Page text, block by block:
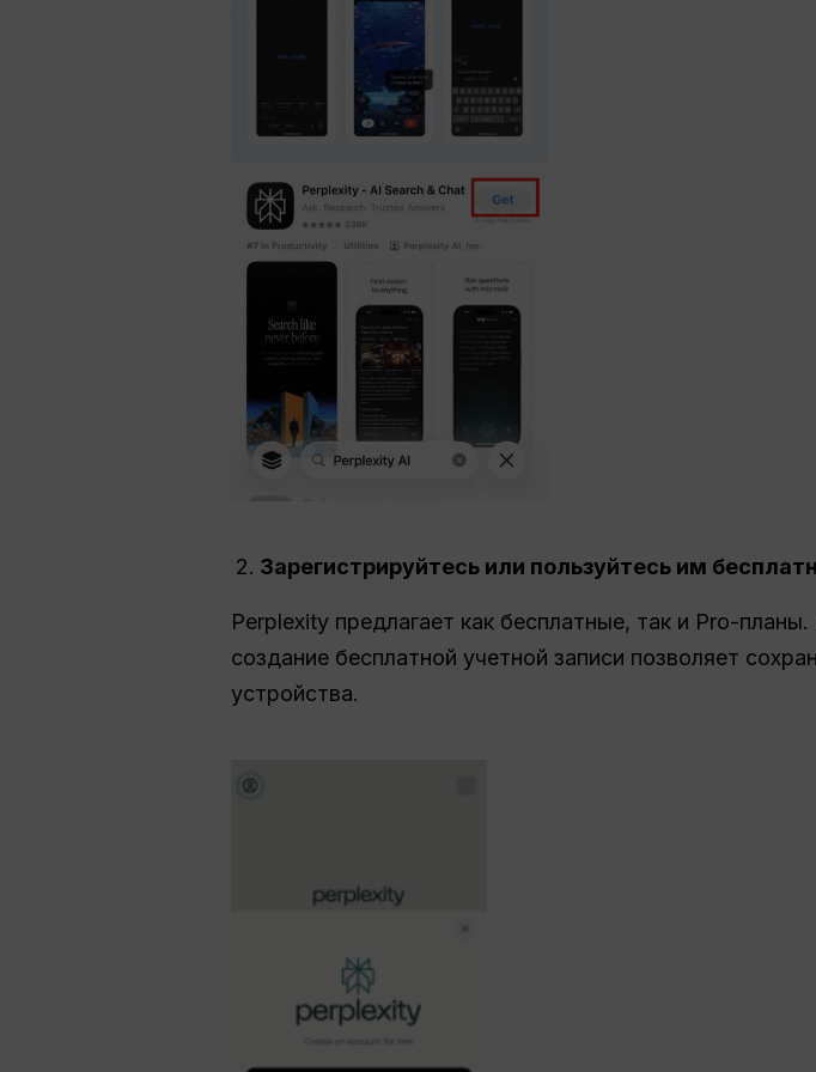
Зарегистрируйтесь или пользуйтесь им
Perplexity предлагает как бесплатные, так и Pro-
создание бесплатной учетной записи позволяет
устройства.